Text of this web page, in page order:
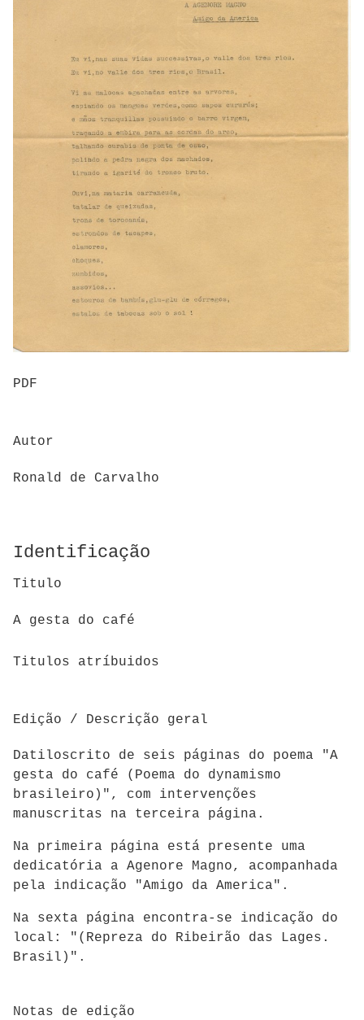
PDF
Autor
Ronald de Carvalho
Identificação
Titulo
A gesta do café
Titulos atríbuidos
Edição / Descrição geral
Datiloscrito de seis páginas do poema "A
gesta do café (Poema do dynamismo
brasileiro)", com intervenções
manuscritas na terceira página.
Na primeira página está presente uma
dedicatória a Agenore Magno, acompanhada
pela indicação "Amigo da America".
Na sexta página encontra-se indicação do
local: "(Repreza do Ribeirão das Lages.
Brasil)".
Notas de edição